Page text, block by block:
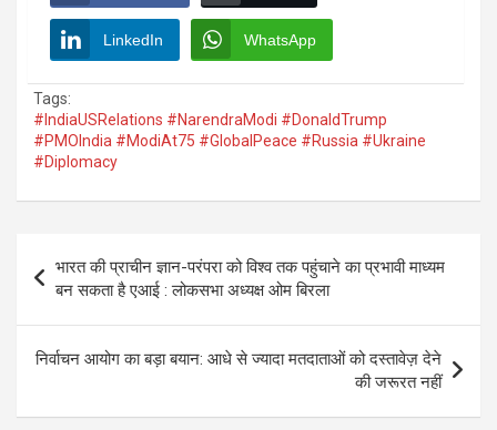
LinkedIn WhatsApp
Tags:
#IndiaUSRelations #NarendraModi #DonaldTrump
#PMOIndia #ModiAt75 #GlobalPeace #Russia #Ukraine
#Diplomacy
navigation
भारत की प्राचीन ज्ञान-परंपरा को विश्व तक पहुंचाने का प्रभावी माध्यम
बन सकता है एआई : लोकसभा अध्यक्ष ओम बिरला
निर्वाचन आयोग का बड़ा बयान: आधे से ज्यादा मतदाताओं को दस्तावेज़ देने
की जरूरत नहीं